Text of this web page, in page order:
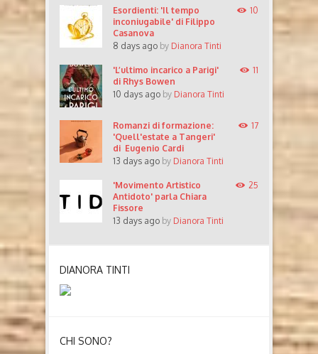
Esordienti: 'Il tempo
inconiugabile' di Filippo
Casanova
8 days ago by Dianora Tinti
10
'L’ultimo incarico a Parigi'
di Rhys Bowen
10 days ago by Dianora Tinti
11
Romanzi di formazione:
'Quell'estate a Tangeri'
di Eugenio Cardi
13 days ago by Dianora Tinti
17
'Movimento Artistico
Antidoto' parla Chiara
Fissore
13 days ago by Dianora Tinti
25
DIANORA TINTI
CHI SONO?